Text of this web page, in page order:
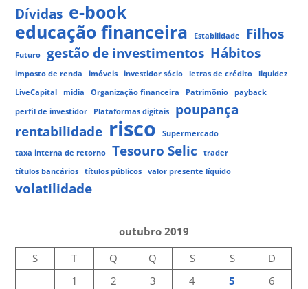
Dívidas e-book
educação financeira
Estabilidade Filhos
Futuro gestão de investimentos Hábitos
imposto de renda imóveis investidor sócio letras de crédito
liquidez
LiveCapital
mídia Organização financeira Patrimônio
payback
perfil de investidor
Plataformas digitais
poupança
rentabilidade risco
Supermercado
taxa interna de retorno
Tesouro Selic
trader
títulos bancários
títulos públicos valor presente líquido
volatilidade
outubro 2019
S
T Q Q S S
D
1
2 3 4 5 6